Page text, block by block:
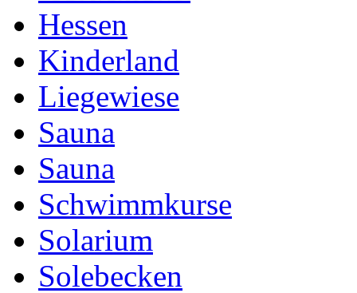
Hessen
Kinderland
Liegewiese
Sauna
Sauna
Schwimmkurse
Solarium
Solebecken